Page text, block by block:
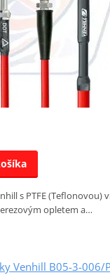
s PTFE (Teflonovou)
opletem a…
Venhill B05-3-006/